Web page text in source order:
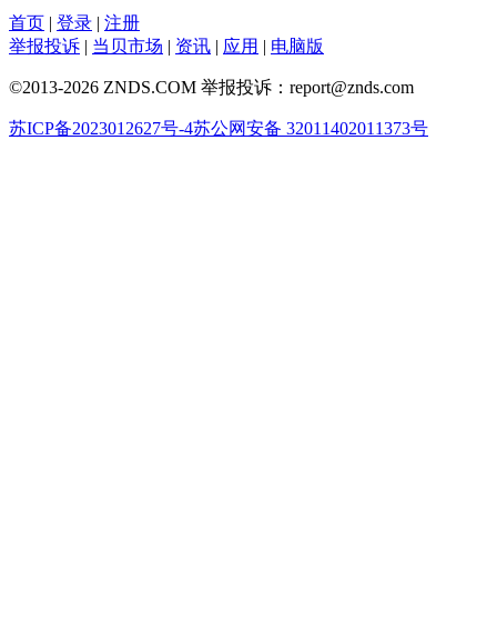
首页 | 登录 | 注册
举报投诉 | 当贝市场 | 资讯 | 应用 | 电脑版
©2013-2026 ZNDS.COM 举报投诉：report@znds.com
苏ICP备2023012627号-4苏公网安备 32011402011373号